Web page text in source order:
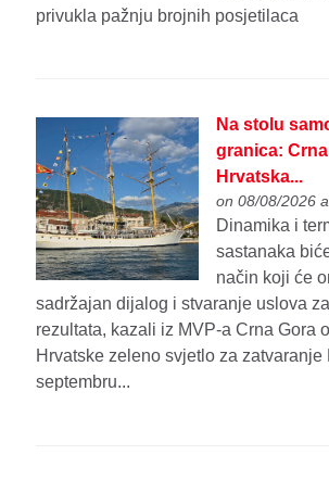
privukla pažnju brojnih posjetilaca
Na stolu
granica:
Hrvatska...
on 08/08/2026
Dinamika i
sastanaka
način koji će
sadržajan dijalog i stvaranje uslova
rezultata, kazali iz MVP-a Crna Gora
Hrvatske zeleno svjetlo za zatvaranje
septembru...